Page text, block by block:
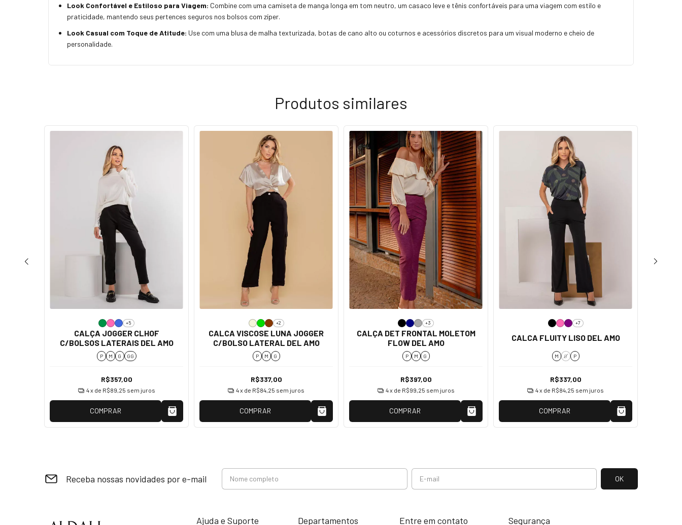
Look Confortável e Estiloso para Viagem: Combine com uma camiseta de manga longa em tom neutro, um casaco leve e tênis confortáveis para uma viagem com estilo e
praticidade, mantendo seus pertences seguros nos bolsos com zíper.
Look Casual com Toque de Atitude: Use com uma blusa de malha texturizada, botas de cano alto ou coturnos e acessórios discretos para um visual moderno e cheio de
personalidade.
Produtos similares
+5
CALÇA JOGGER CLHOF
C/BOLSOS LATERAIS DEL AMO
P M G GG
R$357,00
4x de R$89,25 sem juros
COMPRAR
+2
CALCA VISCOSE LUNA JOGGER
C/BOLSO LATERAL DEL AMO
P M G
R$337,00
4x de R$84,25 sem juros
COMPRAR
+3
CALÇA DET FRONTAL MOLETOM
FLOW DEL AMO
P M G
R$397,00
4x de R$99,25 sem juros
COMPRAR
+7
CALCA FLUITY LISO DEL AMO
M G P
R$337,00
4x de R$84,25 sem juros
COMPRAR
Receba nossas novidades por e-mail
Ajuda e Suporte Departamentos Entre em contato Segurança